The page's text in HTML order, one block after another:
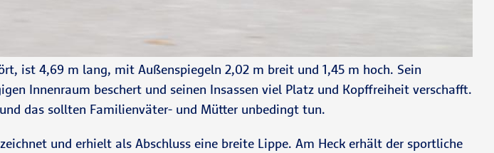
ist 4,69 m lang, mit Außenspiegeln 2,02 m breit und 1,45 m hoch. Sein
Innenraum beschert und seinen Insassen viel Platz und Kopffreiheit verschafft.
das sollten Familienväter- und Mütter unbedingt tun.
und erhielt als Abschluss eine breite Lippe. Am Heck erhält der sportliche